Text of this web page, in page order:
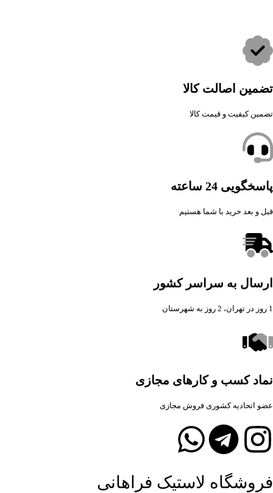
تضمین اصالت کالا
تضمین کیفیت و قیمت کالا
پاسخگویی 24 ساعته
قبل و بعد خرید با شما هستیم
ارسال به سراسر کشور
1 روز در تهران، 2 روز به شهرستان
نماد کسب و کارهای مجازی
عضو اتحادیه کشوری فروش مجازی
فروشگاه لاستیک فراهانی